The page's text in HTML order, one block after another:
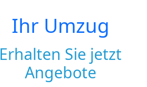
Ihr Umzug
Erhalten Sie jetzt
Angebote